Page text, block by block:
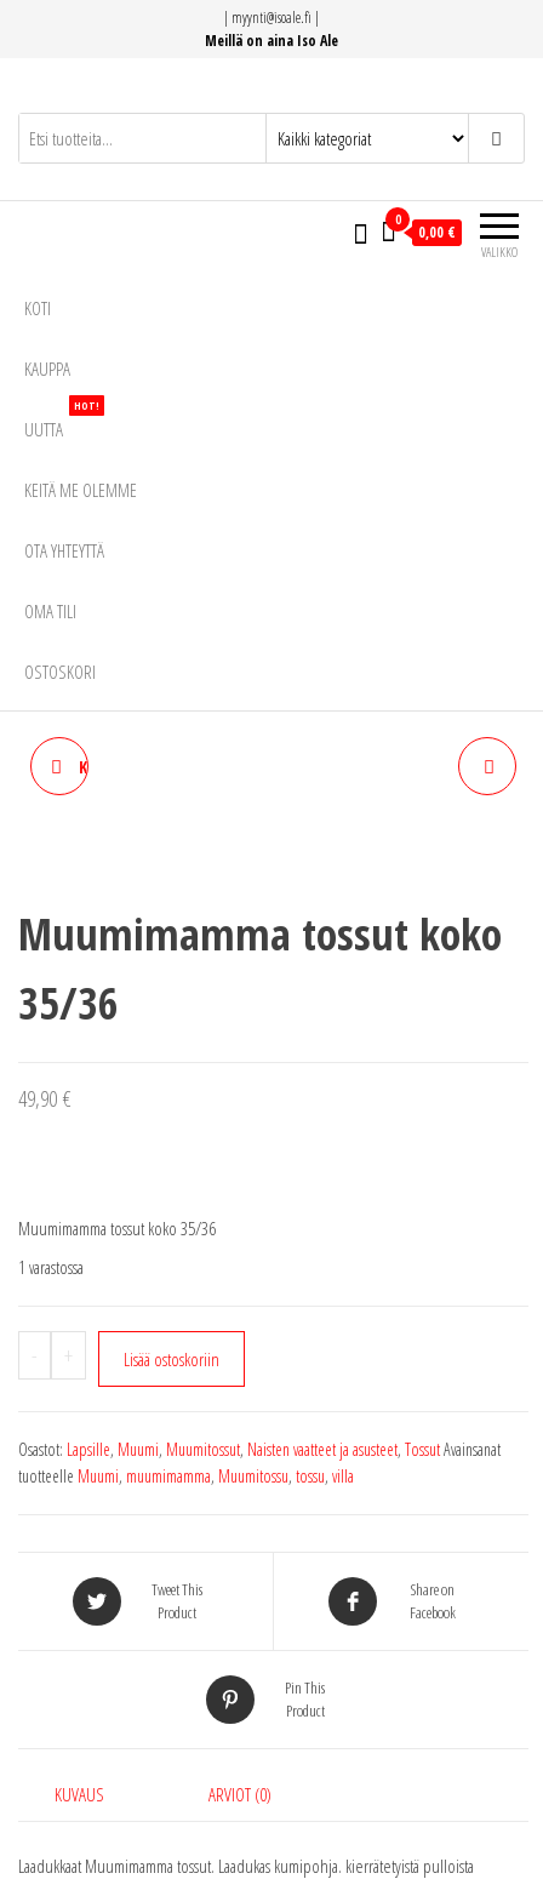
| myynti@isoale.fi |
Meillä on aina Iso Ale
VALIKKO
0
0,00 €
KOTI
KAUPPA
UUTTA
HOT!
KEITÄ ME OLEMME
OTA YHTEYTTÄ
OMA TILI
OSTOSKORI
KERTAKÄYTTÖISET MASKIT
Muumimamma tossut koko
35/36
49,90 €
Muumimamma tossut koko 35/36
1 varastossa
-
tossut
määrä
+ Lisää ostoskoriin
Osastot: Lapsille, Muumi, Muumitossut, Naisten vaatteet ja asusteet, TossutAvainsanat
tuotteelle Muumi, muumimamma, Muumitossu, tossu, villa
Tweet This
Product
Share on
Facebook
Pin This
Product
KUVAUS ARVIOT (0)
Laadukkaat Muumimamma tossut. Laadukas kumipohja. kierrätetyistä pulloista